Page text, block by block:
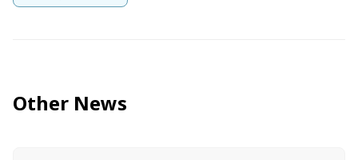
Other News